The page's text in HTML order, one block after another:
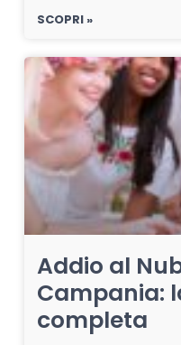
SCOPRI »
Addio al
Campania:
completa